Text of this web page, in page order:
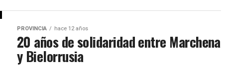
PROVINCIA hace 12 años
20 años de solidaridad entre Marchena
y Bielorrusia